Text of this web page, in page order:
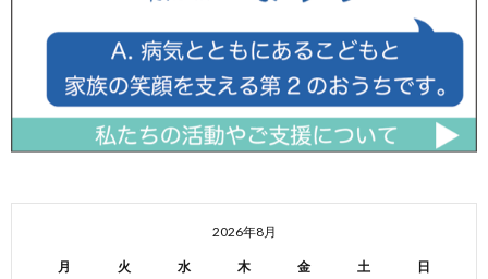
2026年8月
月 火 水 木 金 土 日